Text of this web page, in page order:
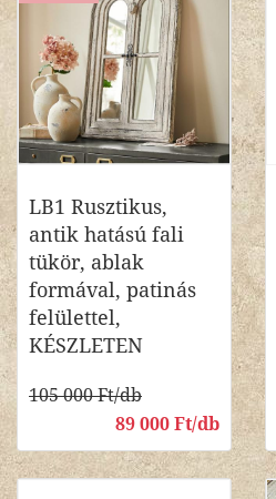
LB1 Rusztikus,
antik hatású fali
tükör, ablak
formával, patinás
felülettel,
KÉSZLETEN
105 000 Ft/db
89 000 Ft/db